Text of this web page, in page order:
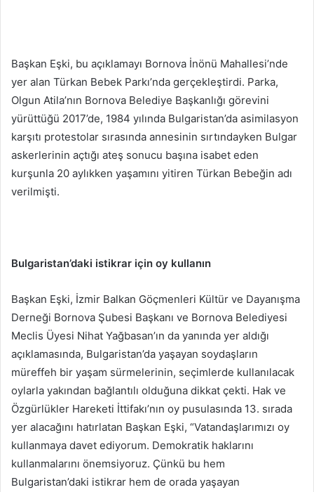
Başkan Eşki, bu açıklamayı Bornova İnönü Mahallesi’nde
yer alan Türkan Bebek Parkı’nda gerçekleştirdi. Parka,
Olgun Atila’nın Bornova Belediye Başkanlığı görevini
yürüttüğü 2017’de, 1984 yılında Bulgaristan’da asimilasyon
karşıtı protestolar sırasında annesinin sırtındayken Bulgar
askerlerinin açtığı ateş sonucu başına isabet eden
kurşunla 20 aylıkken yaşamını yitiren Türkan Bebeğin adı
verilmişti.
Bulgaristan’daki istikrar için oy kullanın
Başkan Eşki, İzmir Balkan Göçmenleri Kültür ve Dayanışma
Derneği Bornova Şubesi Başkanı ve Bornova Belediyesi
Meclis Üyesi Nihat Yağbasan’ın da yanında yer aldığı
açıklamasında, Bulgaristan’da yaşayan soydaşların
müreffeh bir yaşam sürmelerinin, seçimlerde kullanılacak
oylarla yakından bağlantılı olduğuna dikkat çekti. Hak ve
Özgürlükler Hareketi İttifakı’nın oy pusulasında 13. sırada
yer alacağını hatırlatan Başkan Eşki, “Vatandaşlarımızı oy
kullanmaya davet ediyorum. Demokratik haklarını
kullanmalarını önemsiyoruz. Çünkü bu hem
Bulgaristan’daki istikrar hem de orada yaşayan